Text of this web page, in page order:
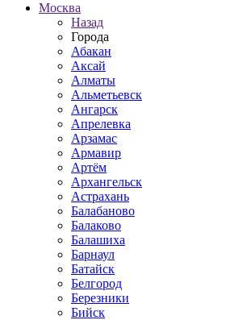
Москва
Назад
Города
Абакан
Аксай
Алматы
Альметьевск
Ангарск
Апрелевка
Арзамас
Армавир
Артём
Архангельск
Астрахань
Балабаново
Балаково
Балашиха
Барнаул
Батайск
Белгород
Березники
Бийск